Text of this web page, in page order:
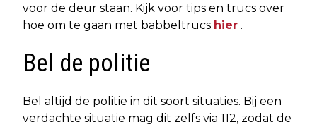
voor de deur staan. Kijk voor tips en trucs over
hoe om te gaan met babbeltrucs hier .
Bel de politie
Bel altijd de politie in dit soort situaties. Bij een
verdachte situatie mag dit zelfs via 112, zodat de